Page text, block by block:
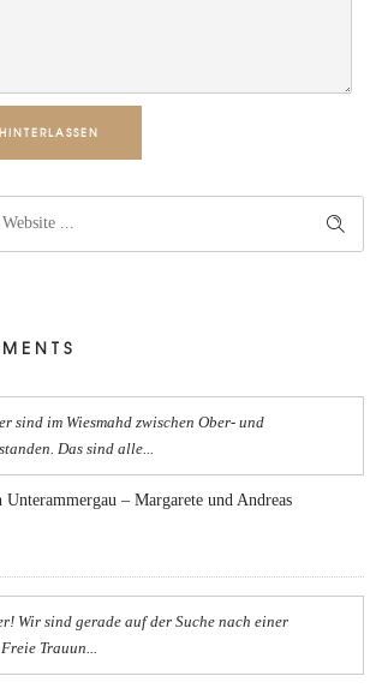
sind im Wiesmahd zwischen Ober- und
Das sind alle...
– Margarete und Andreas
Wir sind gerade auf der Suche nach einer
Trauun...